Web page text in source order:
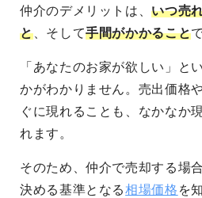
仲介のデメリットは、いつ売
と、そして手間がかかること
「あなたのお家が欲しい」と
かがわかりません。売出価格
ぐに現れることも、なかなか
れます。
そのため、仲介で売却する場
決める基準となる相場価格 を